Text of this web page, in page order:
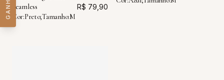
Seamless
Cor:Preto;Tamanho:M
R$ 79,90